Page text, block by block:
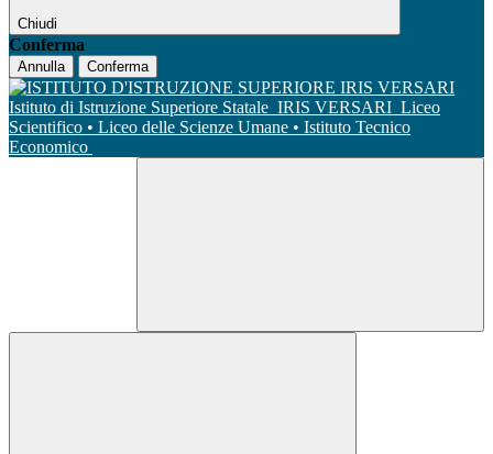
Chiudi
Conferma
Annulla Conferma
Istituto di Istruzione Superiore Statale IRIS VERSARI Liceo
Scientifico • Liceo delle Scienze Umane • Istituto Tecnico
Economico